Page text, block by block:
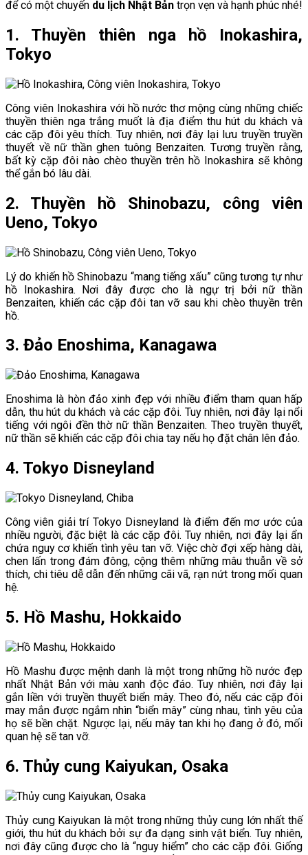
để có một chuyến du lịch Nhật Bản trọn vẹn và hạnh phúc nhé!
1. Thuyền thiên nga hồ Inokashira,
Tokyo
Công viên Inokashira với hồ nước thơ mộng cùng những chiếc
thuyền thiên nga trắng muốt là địa điểm thu hút du khách và
các cặp đôi yêu thích. Tuy nhiên, nơi đây lại lưu truyền truyền
thuyết về nữ thần ghen tuông Benzaiten. Tương truyền rằng,
bất kỳ cặp đôi nào chèo thuyền trên hồ Inokashira sẽ không
thể gắn bó lâu dài.
2. Thuyền hồ Shinobazu, công viên
Ueno, Tokyo
Lý do khiến hồ Shinobazu “mang tiếng xấu” cũng tương tự như
hồ Inokashira. Nơi đây được cho là ngự trị bởi nữ thần
Benzaiten, khiến các cặp đôi tan vỡ sau khi chèo thuyền trên
hồ.
3. Đảo Enoshima, Kanagawa
Enoshima là hòn đảo xinh đẹp với nhiều điểm tham quan hấp
dẫn, thu hút du khách và các cặp đôi. Tuy nhiên, nơi đây lại nổi
tiếng với ngôi đền thờ nữ thần Benzaiten. Theo truyền thuyết,
nữ thần sẽ khiến các cặp đôi chia tay nếu họ đặt chân lên đảo.
4. Tokyo Disneyland
Công viên giải trí Tokyo Disneyland là điểm đến mơ ước của
nhiều người, đặc biệt là các cặp đôi. Tuy nhiên, nơi đây lại ẩn
chứa nguy cơ khiến tình yêu tan vỡ. Việc chờ đợi xếp hàng dài,
chen lấn trong đám đông, cộng thêm những mâu thuẫn về sở
thích, chi tiêu dễ dẫn đến những cãi vã, rạn nứt trong mối quan
hệ.
5. Hồ Mashu, Hokkaido
Hồ Mashu được mệnh danh là một trong những hồ nước đẹp
nhất Nhật Bản với màu xanh độc đáo. Tuy nhiên, nơi đây lại
gắn liền với truyền thuyết biển mây. Theo đó, nếu các cặp đôi
may mắn được ngắm nhìn “biển mây” cùng nhau, tình yêu của
họ sẽ bền chặt. Ngược lại, nếu mây tan khi họ đang ở đó, mối
quan hệ sẽ tan vỡ.
6. Thủy cung Kaiyukan, Osaka
Thủy cung Kaiyukan là một trong những thủy cung lớn nhất thế
giới, thu hút du khách bởi sự đa dạng sinh vật biển. Tuy nhiên,
nơi đây cũng được cho là “nguy hiểm” cho các cặp đôi. Giống